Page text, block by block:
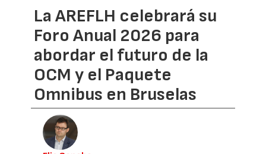
La AREFLH celebrará su
Foro Anual 2026 para
abordar el futuro de la
OCM y el Paquete
Omnibus en Bruselas